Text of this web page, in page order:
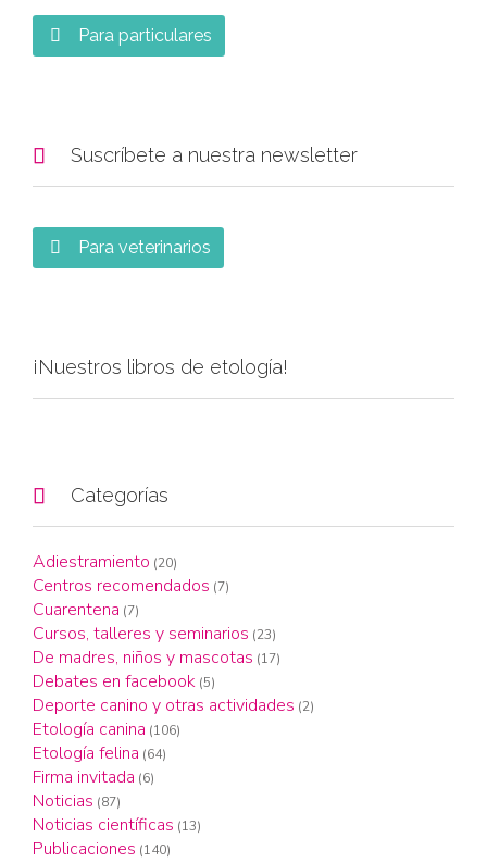
 Para particulares
 Suscríbete a nuestra newsletter
 Para veterinarios
¡Nuestros libros de etología!
 Categorías
Adiestramiento (20)
Centros recomendados (7)
Cuarentena (7)
Cursos, talleres y seminarios (23)
De madres, niños y mascotas (17)
Debates en facebook (5)
Deporte canino y otras actividades (2)
Etología canina (106)
Etología felina (64)
Firma invitada (6)
Noticias (87)
Noticias científicas (13)
Publicaciones (140)